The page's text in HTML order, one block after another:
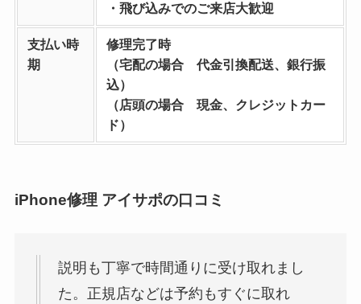
・飛び込みでのご来店大歓迎
支払い時
期
修理完了時
（宅配の場合 代金引換配送、銀行振
込）
（店頭の場合 現金、クレジットカー
ド）
iPhone修理 アイサポの口コミ
説明も丁寧で時間通りに受け取れまし
た。正規店などは予約もすぐに取れ